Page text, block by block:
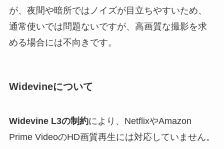
が、夜間や暗所ではノイズが目立ちやすいため、
通常使いでは問題ないですが、高画質な撮影を求
める場合には不向きです。
Widevineについて
Widevine L3の制約により、NetflixやAmazon
Prime VideoのHD画質再生には対応していません。